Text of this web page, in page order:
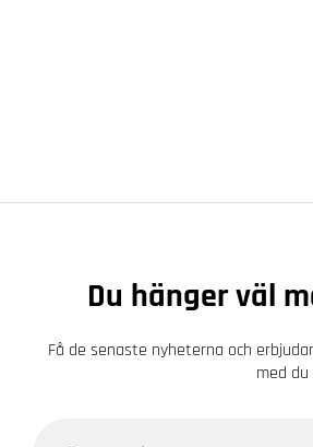
Du hänger väl
Få de senaste nyheterna och
med du